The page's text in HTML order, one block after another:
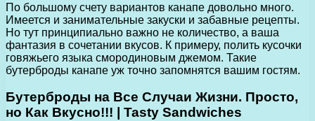
По большому счету вариантов канапе довольно много.
Имеется и занимательные закуски и забавные рецепты.
Но тут принципиально важно не количество, а ваша
фантазия в сочетании вкусов. К примеру, полить кусочки
говяжьего языка смородиновым джемом. Такие
бутерброды канапе уж точно запомнятся вашим гостям.
Бутерброды на Все Случаи Жизни. Просто,
но Как Вкусно!!! | Tasty Sandwiches